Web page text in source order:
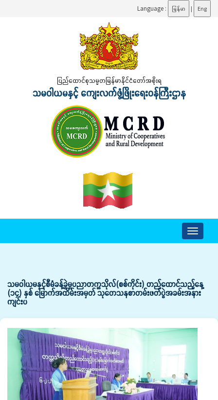
Language : မြန်မာ | Eng
ပြည်ထောင်စုသမ္မတမြန်မာနိုင်ငံတော်အစိုးရ
သမဝါယမနှင့် ကျေးလက်ဖွံ့ဖြိုးရေးဝန်ကြီးဌာန
Toggle
သမဝါယမနှင့်စီမံခန့်ခွဲမှုပညာတက္ကသိုလ်(စစ်ကိုင်း) တည်ထောင်သည့်နေ့
(၁၄) နှစ် မြောက်အထိမ်းအမှတ် သုတေသနစာတမ်းဖတ်ပွဲအခမ်းအနား
ကျင်းပ